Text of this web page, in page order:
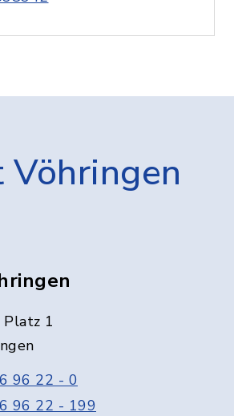
1
96 22 - 0
96 22 - 199